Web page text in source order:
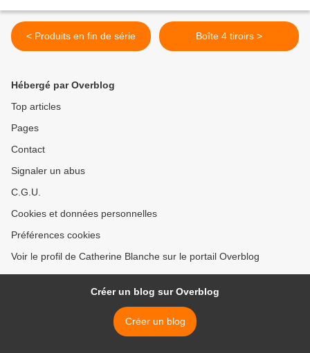
< Produits en fin de série Boîte 4 tiroirs >
Hébergé par Overblog
Top articles
Pages
Contact
Signaler un abus
C.G.U.
Cookies et données personnelles
Préférences cookies
Voir le profil de Catherine Blanche sur le portail Overblog
Créer un blog sur Overblog
Créer un blog